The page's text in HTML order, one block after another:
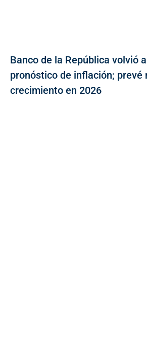
Banco de la República volvió
pronóstico de inflación; prevé
crecimiento en 2026